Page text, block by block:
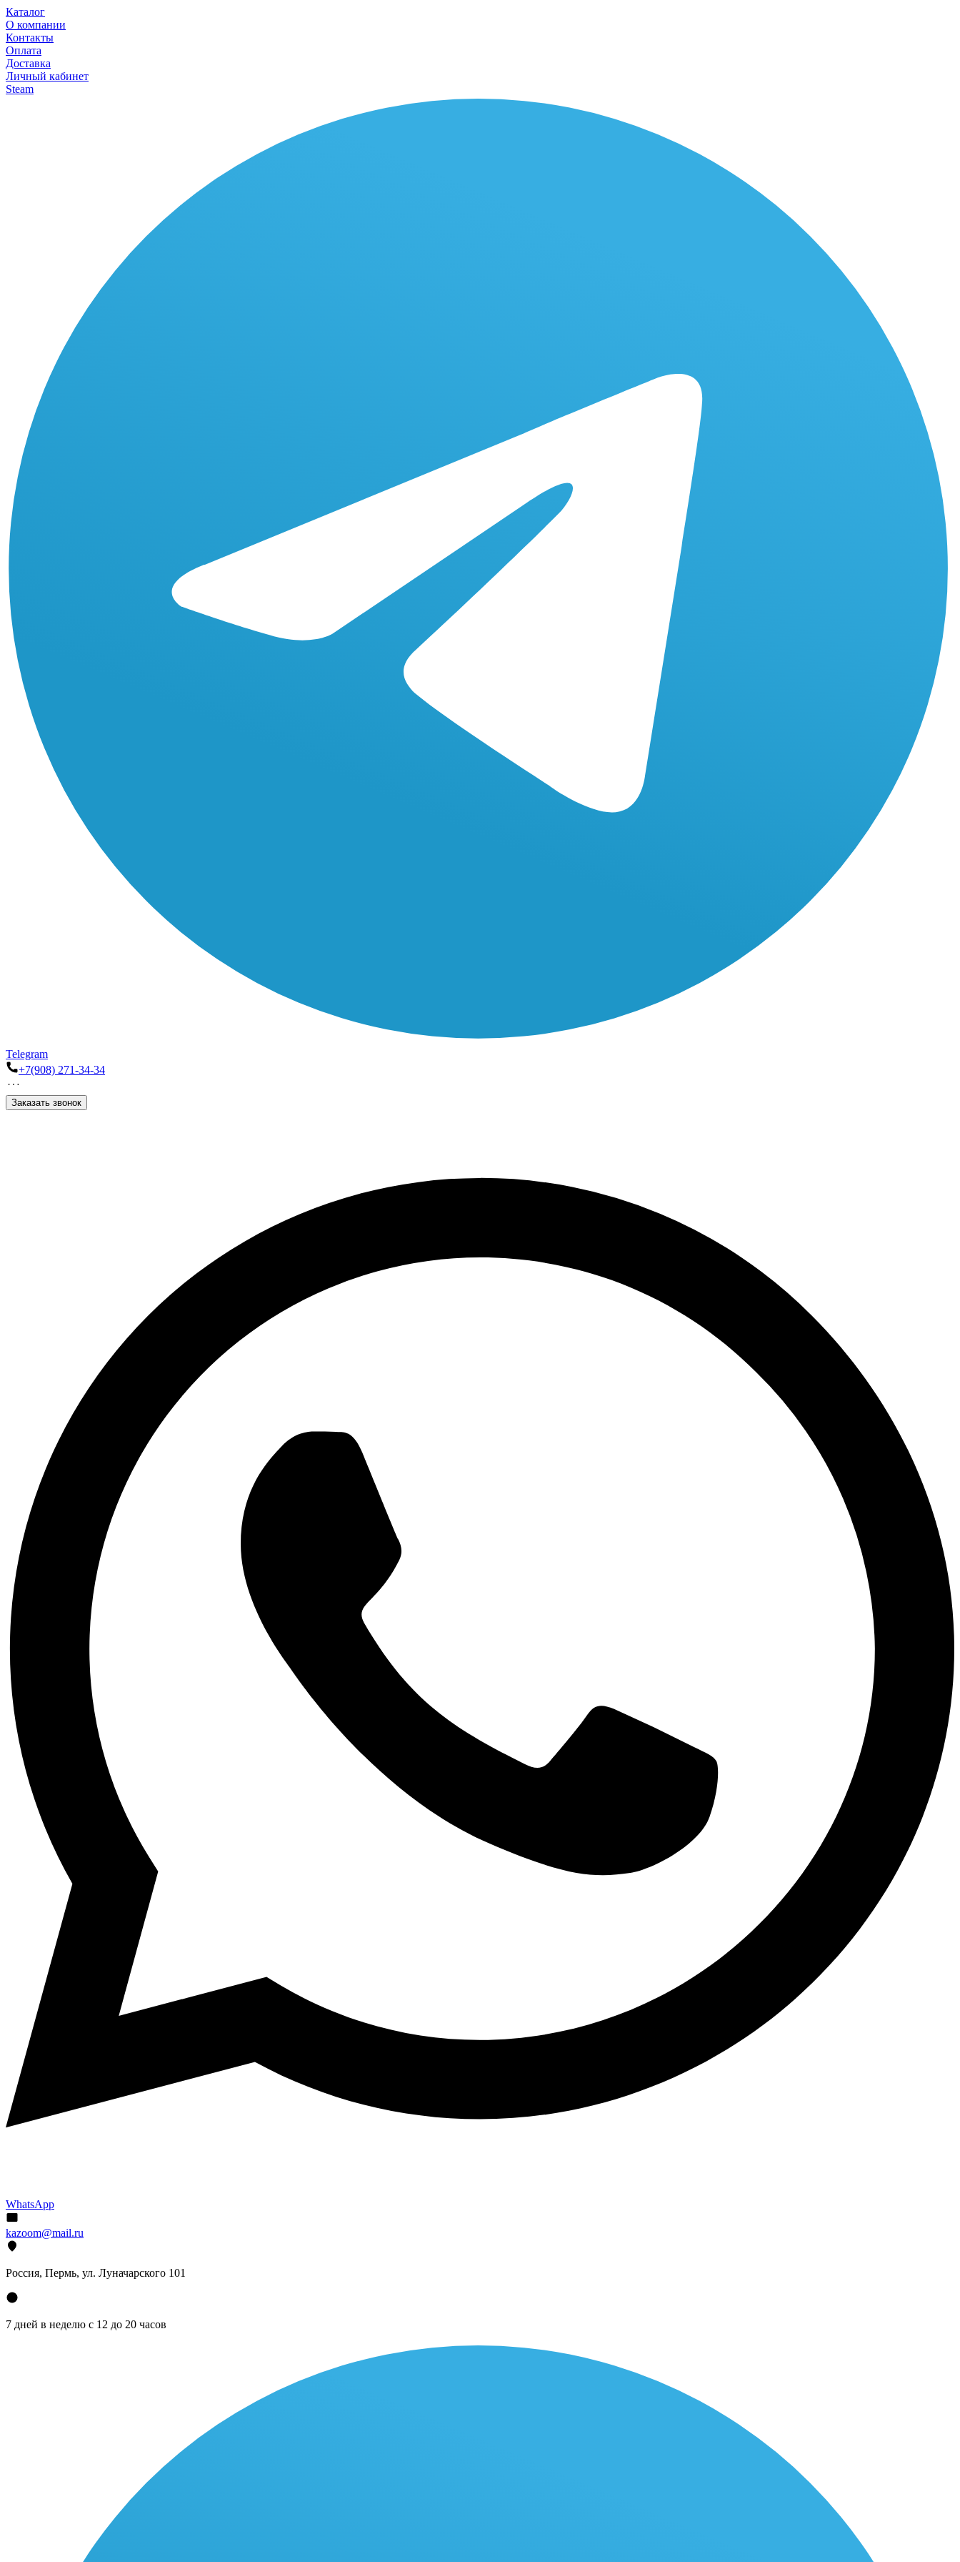
Каталог
О компании
Контакты
Оплата
Доставка
Личный кабинет
Steam
Telegram
+7(908) 271-34-34
Заказать звонок
WhatsApp
kazoom@mail.ru
Россия, Пермь, ул. Луначарского 101
7 дней в неделю с 12 до 20 часов